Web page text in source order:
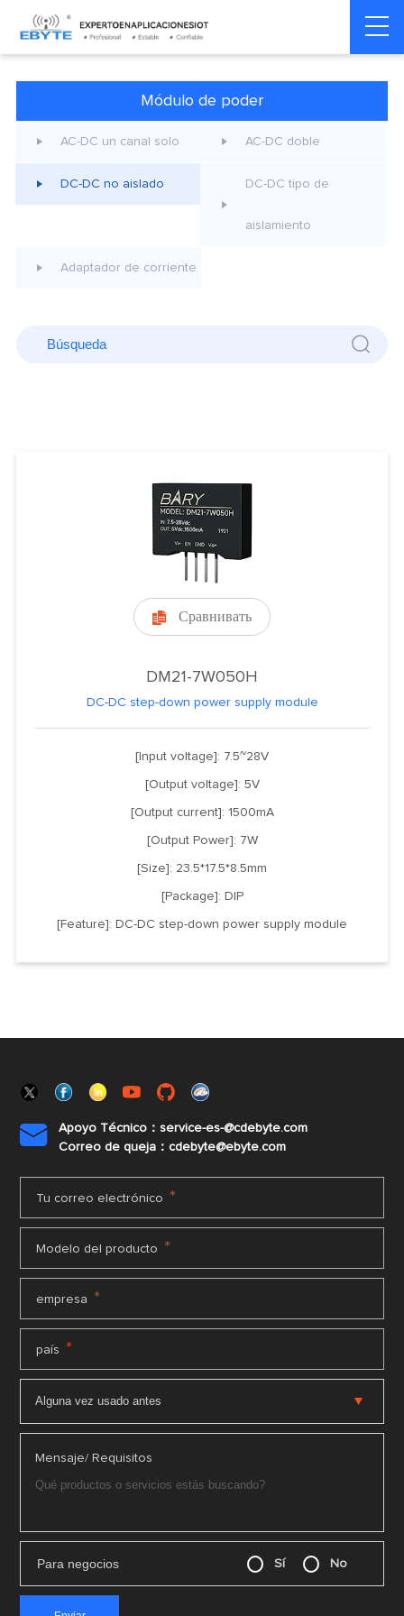
Home > Accesorios > Módulo de poder DC-DC no aislado
Módulo de poder
AC-DC un canal solo AC-DC doble
DC-DC no aislado DC-DC tipo de
aislamiento
Adaptador de corriente
 Сравнивать
DM21-7W050H
DC-DC step-down power supply module
[Input voltage]: 7.5~28V
[Output voltage]: 5V
[Output current]: 1500mA
[Output Power]: 7W
[Size]: 23.5*17.5*8.5mm
[Package]: DIP
[Feature]: DC-DC step-down power supply module

Apoyo Técnico：service-es-@cdebyte.com
Correo de queja：cdebyte@ebyte.com
Tu correo electrónico *
Modelo del producto *
empresa *
país *
Mensaje/ Requisitos
Para negocios Sí No